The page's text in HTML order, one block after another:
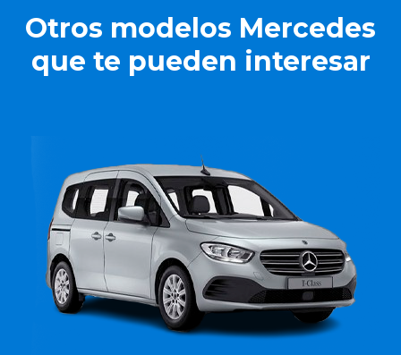
Otros modelos Mercedes
que te pueden interesar